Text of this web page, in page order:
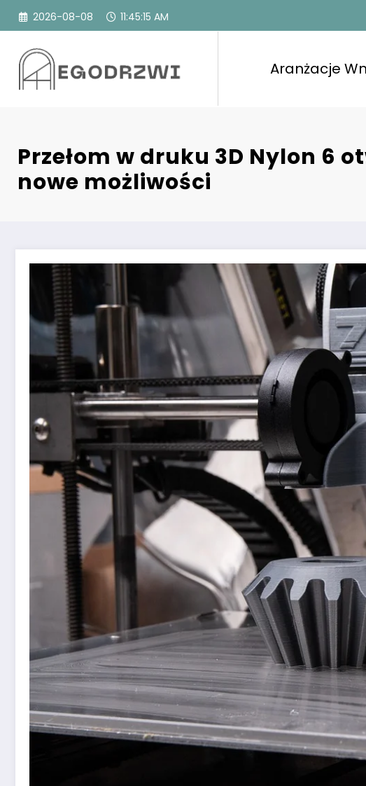
Przejdź
2026-08-08 11:45:16 AM
Aranżacje
Przełom w druku 3D Nylon 6
nowe możliwości